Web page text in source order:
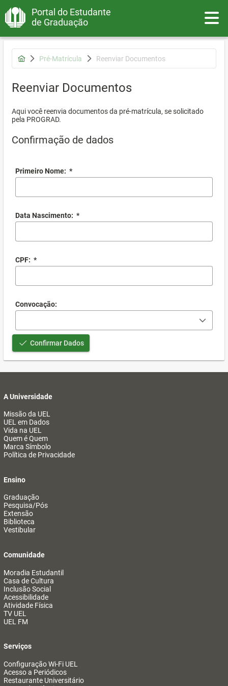
Portal do Estudante
de Graduação
Pré-Matrícula Reenviar Documentos
Reenviar Documentos
Aqui você reenvia documentos da pré-matrícula, se solicitado
pela PROGRAD.
Confirmação de dados
Primeiro Nome: *
Data Nascimento: *
CPF: *
Convocação:
Confirmar Dados
A Universidade
Missão da UEL
UEL em Dados
Vida na UEL
Quem é Quem
Marca Símbolo
Política de Privacidade
Ensino
Graduação
Pesquisa/Pós
Extensão
Biblioteca
Vestibular
Comunidade
Moradia Estudantil
Casa de Cultura
Inclusão Social
Acessibilidade
Atividade Física
TV UEL
UEL FM
Serviços
Configuração Wi-Fi UEL
Acesso a Periódicos
Restaurante Universitário